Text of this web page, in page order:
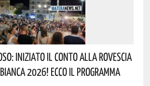
Iniziato Il Conto Alla Rovescia
2026! Ecco Il Programma